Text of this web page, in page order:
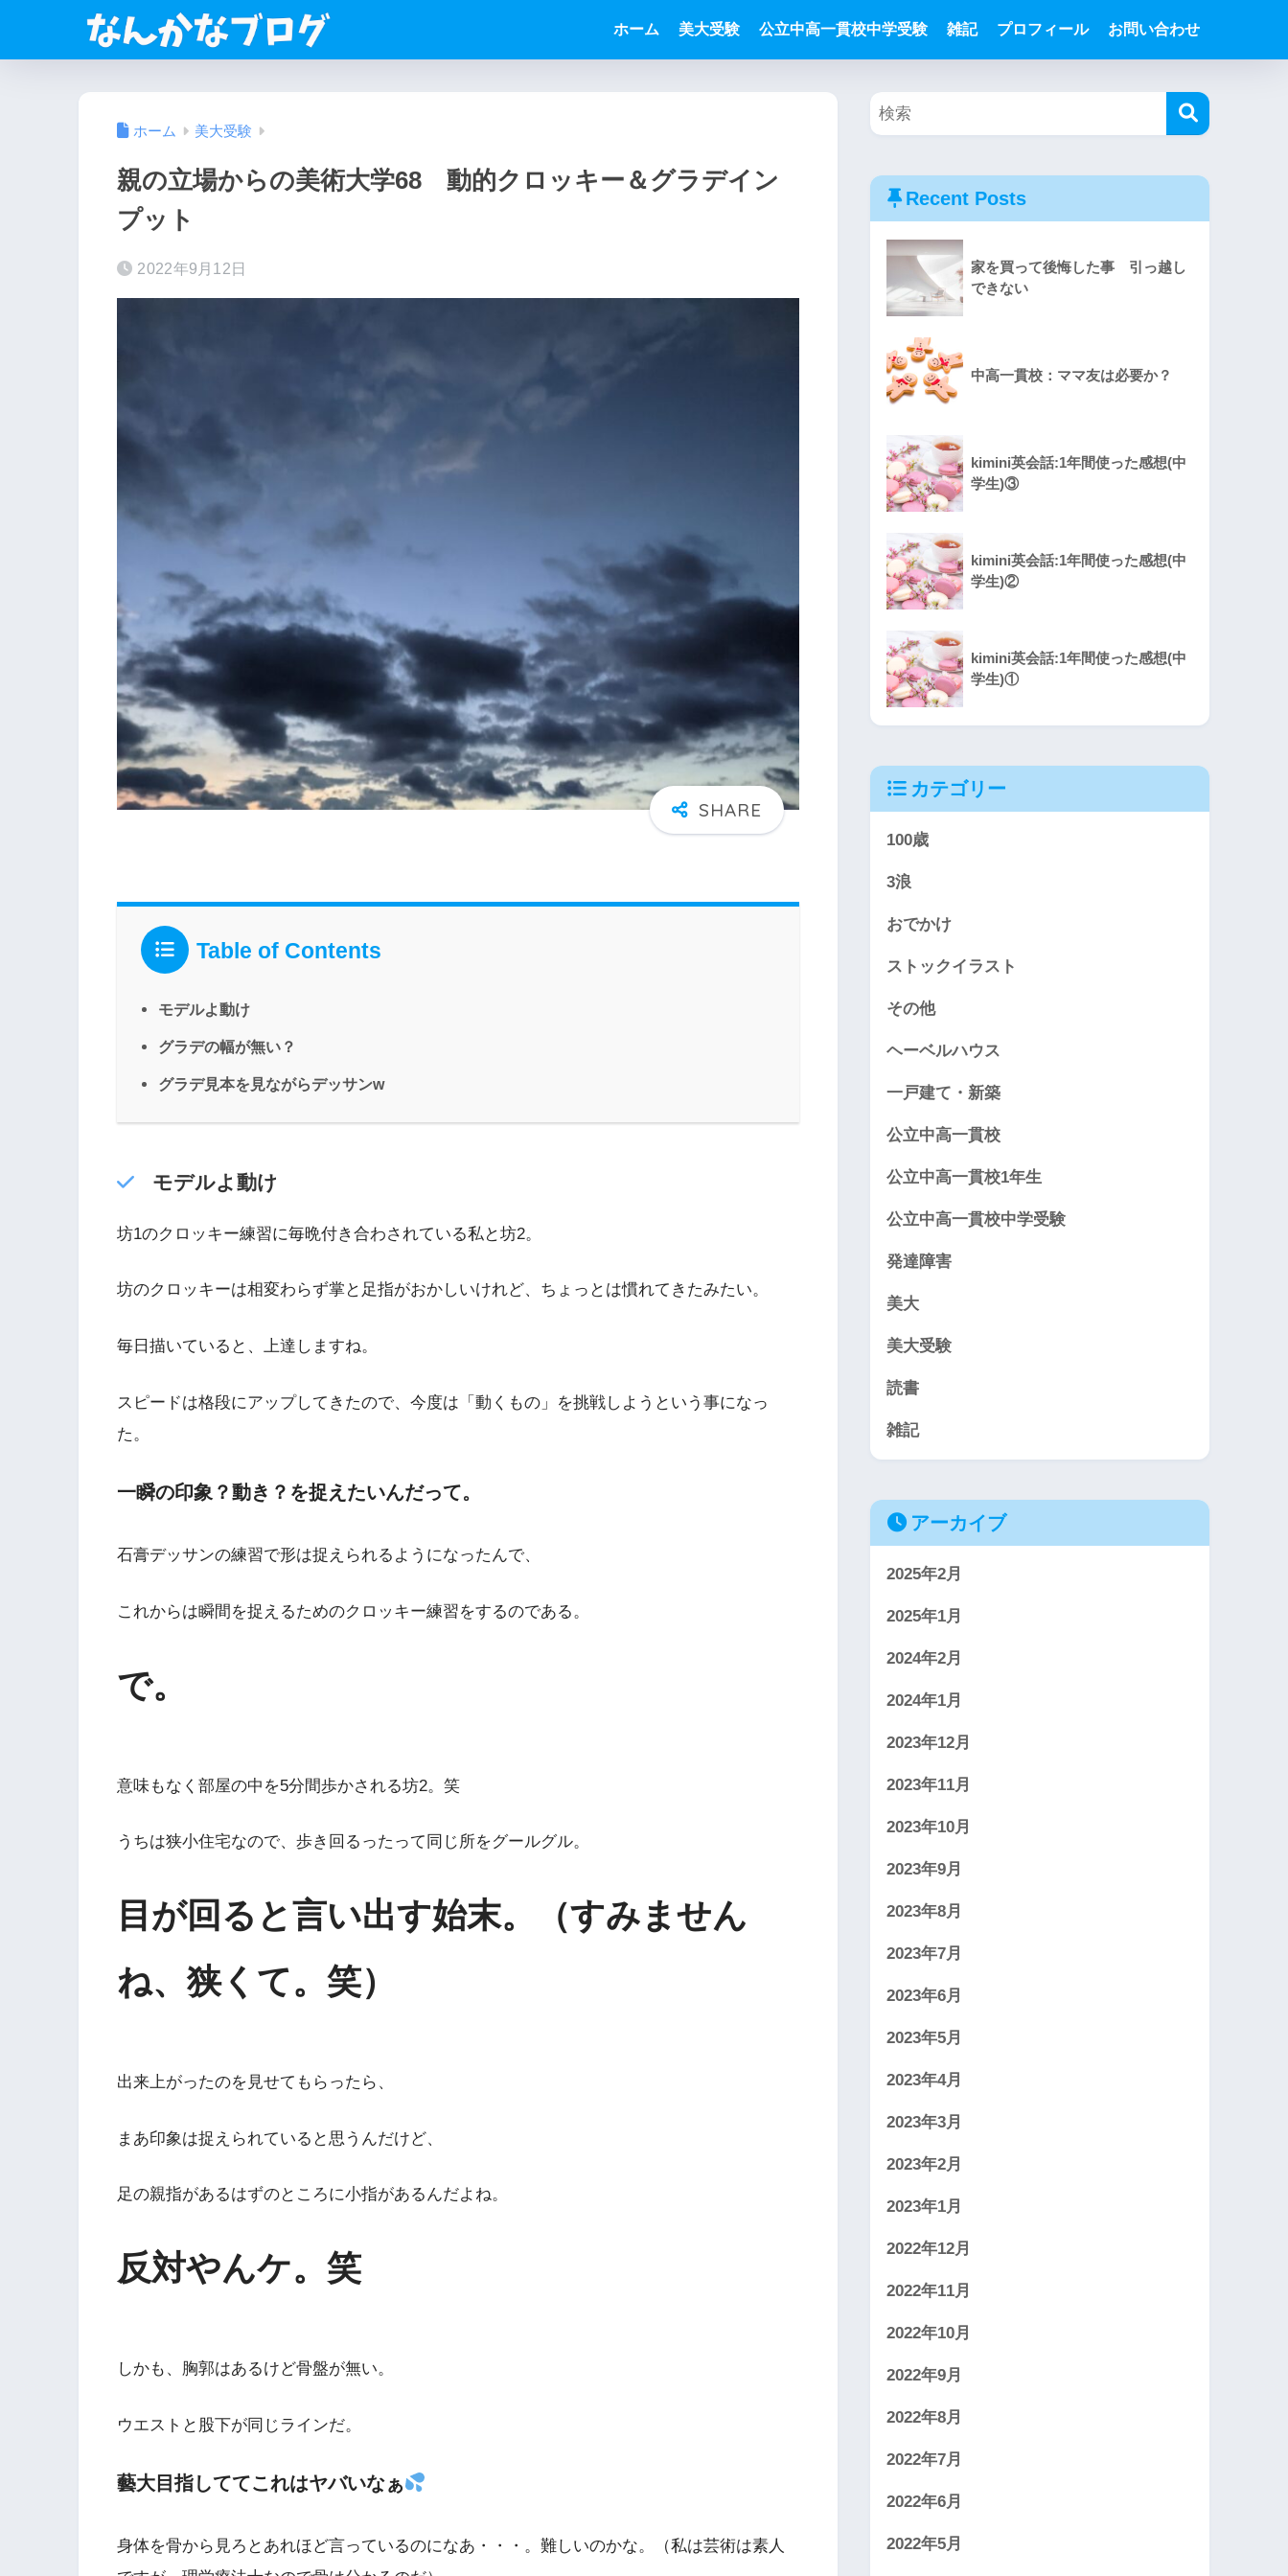
ホーム 美大受験 公立中高一貫校中学受験 雑記 プロフィール お問い合わせ
ホーム 美大受験
親の立場からの美術大学68 動的クロッキー＆グラデイン
プット
2022年9月12日
Table of Contents
モデルよ動け
グラデの幅が無い？
グラデ見本を見ながらデッサンw
モデルよ動け
坊1のクロッキー練習に毎晩付き合わされている私と坊2。
坊のクロッキーは相変わらず掌と足指がおかしいけれど、ちょっとは慣れてきたみたい。
毎日描いていると、上達しますね。
スピードは格段にアップしてきたので、今度は「動くもの」を挑戦しようという事になっ
た。
一瞬の印象？動き？を捉えたいんだって。
石膏デッサンの練習で形は捉えられるようになったんで、
これからは瞬間を捉えるためのクロッキー練習をするのである。
で。
意味もなく部屋の中を5分間歩かされる坊2。笑
うちは狭小住宅なので、歩き回るったって同じ所をグールグル。
目が回ると言い出す始末。（すみません
ね、狭くて。笑）
出来上がったのを見せてもらったら、
まあ印象は捉えられていると思うんだけど、
足の親指があるはずのところに小指があるんだよね。
反対やんケ。笑
しかも、胸郭はあるけど骨盤が無い。
ウエストと股下が同じラインだ。
藝大目指しててこれはヤバいなぁ
身体を骨から見ろとあれほど言っているのになあ・・・。難しいのかな。（私は芸術は素人
Recent Posts
家を買って後悔した事 引っ越し
できない
中高一貫校：ママ友は必要か？
kimini英会話:1年間使った感想(中
学生)③
kimini英会話:1年間使った感想(中
学生)②
kimini英会話:1年間使った感想(中
学生)①
カテゴリー
100歳
3浪
おでかけ
ストックイラスト
その他
ヘーベルハウス
一戸建て・新築
公立中高一貫校
公立中高一貫校1年生
公立中高一貫校中学受験
発達障害
美大
美大受験
読書
雑記
アーカイブ
2025年2月
2025年1月
2024年2月
2024年1月
2023年12月
2023年11月
2023年10月
2023年9月
2023年8月
2023年7月
2023年6月
2023年5月
2023年4月
2023年3月
2023年2月
2023年1月
2022年12月
2022年11月
2022年10月
2022年9月
2022年8月
2022年7月
2022年6月
2022年5月